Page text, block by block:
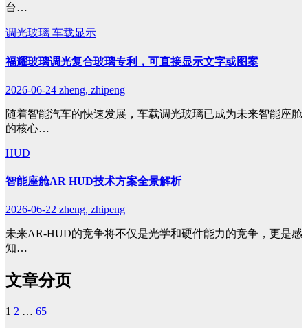
台…
调光玻璃 车载显示
福耀玻璃调光复合玻璃专利，可直接显示文字或图案
2026-06-24 zheng, zhipeng
随着智能汽车的快速发展，车载调光玻璃已成为未来智能座舱
的核心…
HUD
智能座舱AR HUD技术方案全景解析
2026-06-22 zheng, zhipeng
未来AR-HUD的竞争将不仅是光学和硬件能力的竞争，更是感
知…
文章分页
1 2 … 65